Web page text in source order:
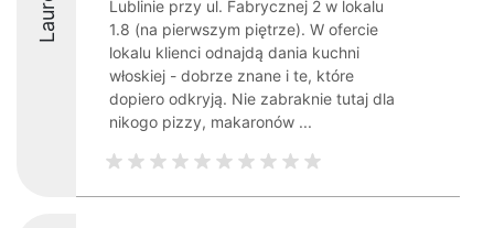
Lublinie przy ul. Fabrycznej 2 w lokalu
1.8 (na pierwszym piętrze). W ofercie
lokalu klienci odnajdą dania kuchni
włoskiej - dobrze znane i te, które
dopiero odkryją. Nie zabraknie tutaj dla
nikogo pizzy, makaronów ...